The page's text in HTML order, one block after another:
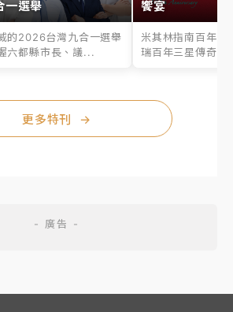
一選舉
的2026台灣九合一選舉
六都縣市長、議...
饗宴
米其林指南百年之
瑞百年三星傳奇、
更多特刊 →